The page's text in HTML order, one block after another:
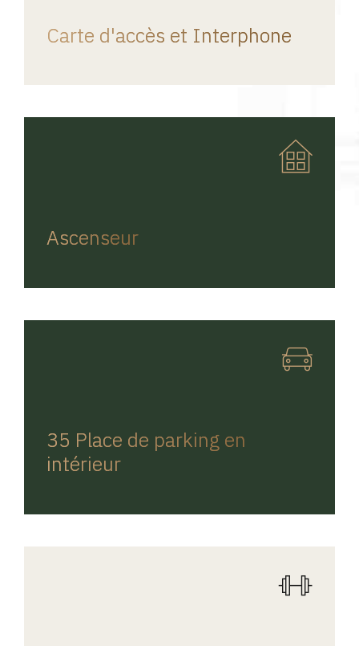
Carte d'accès et Interphone
Ascenseur
35 Place de parking en
intérieur